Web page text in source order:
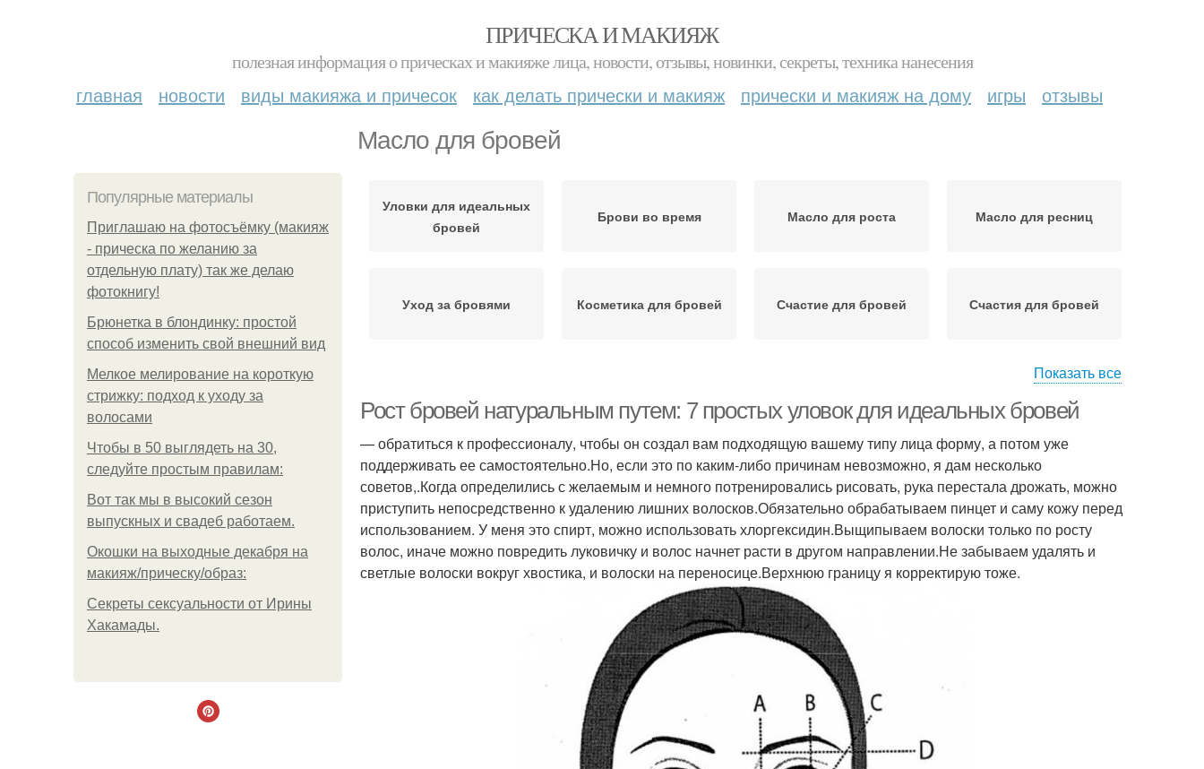
ПРИЧЕСКА И МАКИЯЖ
полезная информация о прическах и макияже лица, новости, отзывы, новинки, секреты, техника нанесения
главная новости виды макияжа и причесок как делать прически и макияж прически и макияж на дому игры отзывы
Масло для бровей
Популярные материалы
Приглашаю на фотосъёмку (макияж
- прическа по желанию за
отдельную плату) так же делаю
фотокнигу!
Брюнетка в блондинку: простой
способ изменить свой внешний вид
Мелкое мелирование на короткую
стрижку: подход к уходу за
волосами
Чтобы в 50 выглядеть на 30,
следуйте простым правилам:
Вот так мы в высокий сезон
выпускных и свадеб работаем.
Окошки на выходные декабря на
макияж/прическу/образ:
Секреты сексуальности от Ирины
Хакамады.
Уловки для идеальных
бровей
Брови во время Масло для роста Масло для ресниц
Уход за бровями Косметика для бровей Счастие для бровей Счастия для бровей
Кожи под бровями Редкие брови Репейное масло Касторовое масло
Масла для роста Оливковое масло Касторовые масла
Басма для темных
бровей
Брови за месяц
Брови в домашних
условиях
Показать все
Рост бровей натуральным путем: 7 простых уловок для идеальных бровей
— обратиться к профессионалу, чтобы он создал вам подходящую вашему типу лица форму, а потом уже
поддерживать ее самостоятельно.Но, если это по каким-либо причинам невозможно, я дам несколько
советов,.Когда определились с желаемым и немного потренировались рисовать, рука перестала дрожать, можно
приступить непосредственно к удалению лишних волосков.Обязательно обрабатываем пинцет и саму кожу перед
использованием. У меня это спирт, можно использовать хлоргексидин.Выщипываем волоски только по росту
волос, иначе можно повредить луковичку и волос начнет расти в другом направлении.Не забываем удалять и
светлые волоски вокруг хвостика, и волоски на переносице.Верхнюю границу я корректирую тоже.